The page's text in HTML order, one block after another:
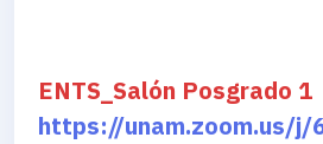
ENTS_Salón Posgrado 1
https://unam.zoom.us/j/